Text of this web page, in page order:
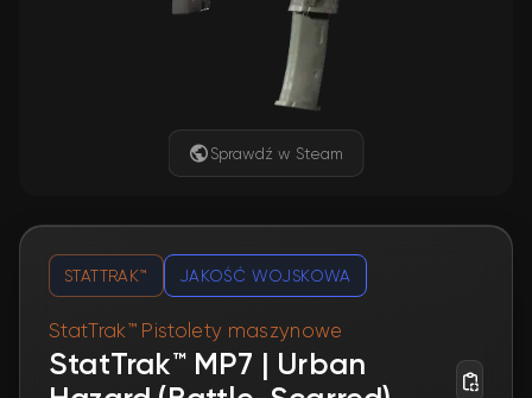
Sprawdź w Steam
STATTRAK™ JAKOŚĆ WOJSKOWA
StatTrak™ Pistolety maszynowe
StatTrak™ MP7 | Urban